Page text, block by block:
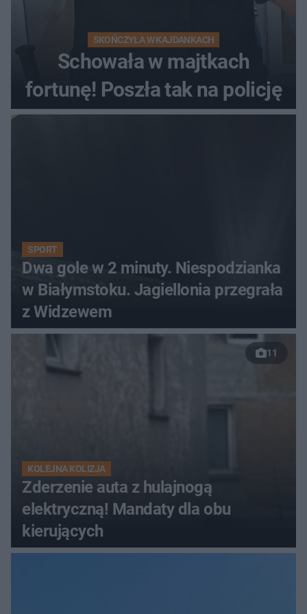
SKOŃCZYŁA W KAJDANKACH
Schowała w majtkach
fortunę! Poszła tak na policję
SPORT
Dwa gole w 2 minuty. Niespodzianka
w Białymstoku. Jagiellonia przegrała
z Widzewem
11
KOLEJNA KOLIZJA
Zderzenie auta z hulajnogą
elektryczną! Mandaty dla obu
kierujących